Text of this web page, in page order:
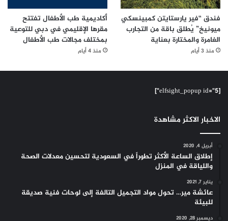
فندق “فير يارستايتن كمبينسكي
ميونيخ” يُطلق باقة من التجارب
الغامرة والمختارة بعناية
منذ 3 أيام
أكاديمية طب الأطفال تفتتح
مقرها الإقليمي في دبي للتوعية
بمختلف مجالات طب الأطفال
منذ 4 أيام
[elfsight_popup id="5"]
الاخبار الاكثر مشاهدة
أبريل 4, 2020
إطلاق الساعة الأكثر تطوراً في السعودية لتحسين معدلات الصحة
واللياقة في المنزل
يناير 7, 2021
عائشة مير… تحول مواد التجميل التالفة إلى لوحات فنية صديقة
للبيئة
ديسمبر 28, 2020